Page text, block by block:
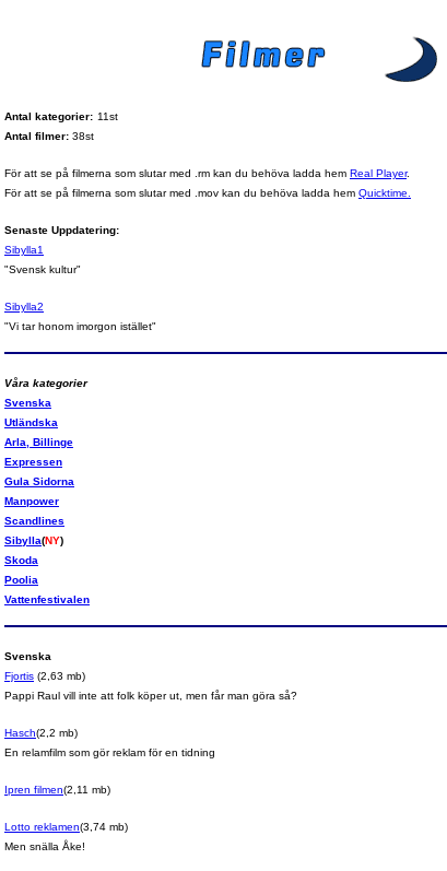
Antal kategorier: 11st
Antal filmer: 38st
För att se på filmerna som slutar med .rm kan du behöva ladda hem Real Player.
För att se på filmerna som slutar med .mov kan du behöva ladda hem Quicktime.
Senaste Uppdatering:
Sibylla1
"Svensk kultur"
Sibylla2
"Vi tar honom imorgon istället"
Våra kategorier
Svenska
Utländska
Arla, Billinge
Expressen
Gula Sidorna
Manpower
Scandlines
Sibylla(NY)
Skoda
Poolia
Vattenfestivalen
Svenska
Fjortis (2,63 mb)
Pappi Raul vill inte att folk köper ut, men får man göra så?
Hasch(2,2 mb)
En relamfilm som gör reklam för en tidning
Ipren filmen(2,11 mb)
Lotto reklamen(3,74 mb)
Men snälla Åke!